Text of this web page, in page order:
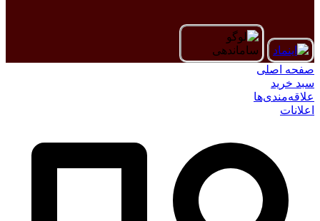
صفحه اصلی
سبد خرید
علاقه‌مندی‌ها
اعلانات